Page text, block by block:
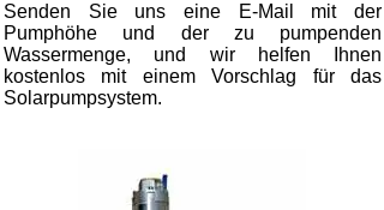
Senden Sie uns eine E-Mail mit der
Pumphöhe und der zu pumpenden
Wassermenge, und wir helfen Ihnen
kostenlos mit einem Vorschlag für das
Solarpumpsystem.